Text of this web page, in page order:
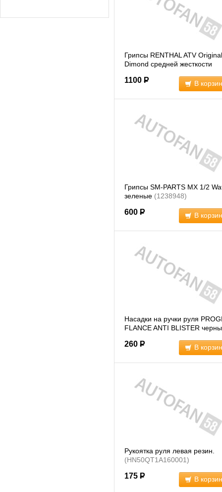
Грипсы RENTHAL ATV
Dimond средней жесткости
1100 Р В
Грипсы SM-PARTS MX 1/2
зеленые (1238948)
600 Р В
Насадки на ручки руля
FLANCE ANTI BLISTER
260 Р В
Рукоятка руля левая резин.
(HN50QT1A160001)
175 Р В